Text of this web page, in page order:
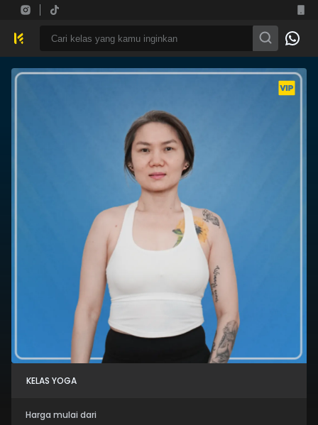
KELAS YOGA
Harga mulai dari